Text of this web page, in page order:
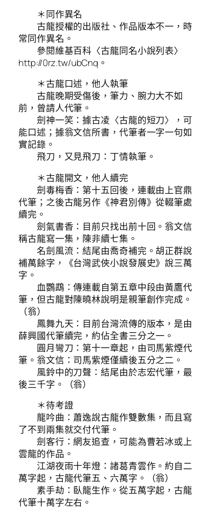
＊同作異名
古龍授權的出版社、作品版本不一，時
常同作異名。
參閱維基百科〈古龍同名小說列表〉
http://0rz.tw/ubCnq。
＊古龍口述，他人執筆
古龍晚期受傷後，筆力、腕力大不如
前，曾請人代筆。
劍神一笑：據古凌〈古龍的短刀〉，可
能口述；據翁文信所書，代筆者一字一句如
實記錄。
飛刀，又見飛刀：丁情執筆。
＊古龍開文，他人續完
劍毒梅香：第十五回後，連載由上官鼎
代筆；之後古龍另作《神君別傳》從輟筆處
續完。
劍氣書香：目前只找出前十回。翁文信
稱古龍寫一集，陳非續七集。
名劍風流：結尾由喬奇補完。胡正群說
補萬餘字，《台灣武俠小說發展史》說三萬
字。
血鸚鵡：傳連載自第五章中段由黃鷹代
筆，但古龍對陳曉林說明是親筆創作完成。
（翁）
鳳舞九天：目前台灣流傳的版本，是由
薛興國代筆續完，約佔全書三分之一。
圓月彎刀：第十一章起，由司馬紫煙代
筆。翁文信：司馬紫煙僅續後五分之二。
風鈴中的刀聲：結尾由於志宏代筆，最
後三千字。（翁）
＊待考證
龍吟曲：蕭逸說古龍作雙數集，而且寫
了不到兩集就交付代筆。
劍客行：網友追查，可能為曹若冰或上
雲龍的作品。
江湖夜雨十年燈：諸葛青雲作。約自二
萬字起，古龍代筆五、六萬字。（翁）
素手劫：臥龍生作。從五萬字起，古龍
代筆十萬字左右。